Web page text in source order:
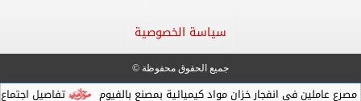
تفاصيل اجتماع محافظ قنا انفجار خزان مواد كيميائية بمصنع بالفيوم
سياسة الخصوصية
جميع الحقوق محفوظة ©